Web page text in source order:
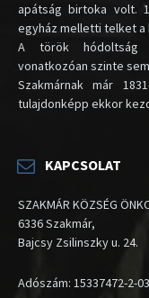
apátság birtoka volt.
egyház melletti telket a
A török hódoltság
vonatkozóan szinte
Szakmárnak már
tulajdonképp ekkor
KAPCSOLAT
SZAKMÁR KÖZSÉG
6336 Szakmár,
Bajcsy Zsilinszky u. 24.
Adószám: 15337472-2-03